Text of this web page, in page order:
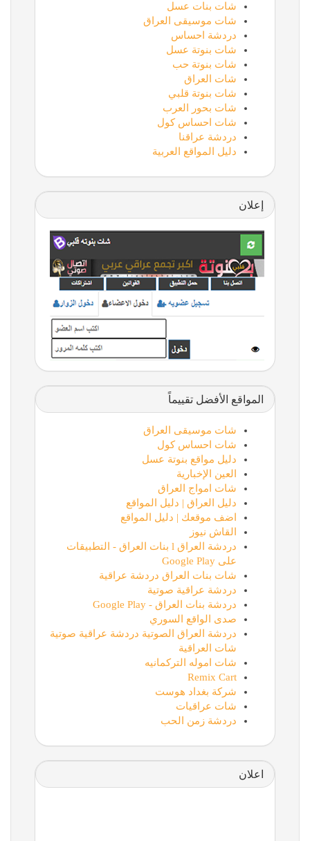
شات بنات عسل
شات موسيقى العراق
دردشة احساس
شات بنوتة عسل
شات بنوتة حب
شات العراق
شات بنوتة قلبي
شات بحور العرب
شات احساس كول
دردشة عراقنا
دليل المواقع العربية
إعلان
المواقع الأفضل تقييماً
شات موسيقى العراق
شات احساس كول
دليل مواقع بنوتة عسل
العين الإخبارية
شات امواج العراق
دليل العراق | دليل المواقع
اضف موقعك | دليل المواقع
القاش نيوز
دردشة العراق l بنات العراق - التطبيقات
على Google Play
شات بنات العراق دردشة عراقية
دردشة عراقية صوتية
دردشة بنات العراق - Google Play
صدى الواقع السوري
دردشة العراق الصوتية دردشة عراقية صوتية
شات العراقية
شات اموله التركمانيه
Remix Cart
شركة بغداد هوست
شات عراقيات
دردشة زمن الحب
اعلان